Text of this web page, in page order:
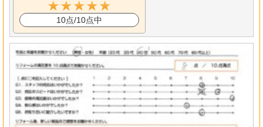
10点/10点中